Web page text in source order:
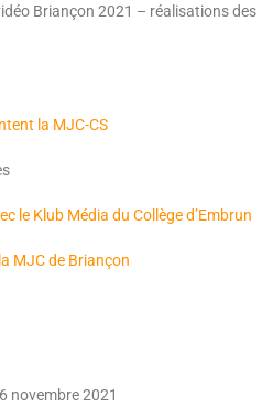
Briançon 2021 – réalisations des
la MJC-CS
le Klub Média du Collège d’Embrun
MJC de Briançon
novembre 2021